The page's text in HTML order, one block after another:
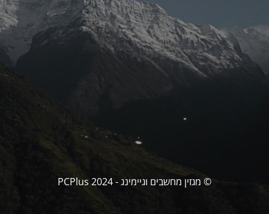
© מגזין מחשבים וגיימינג - PCPlus 2024